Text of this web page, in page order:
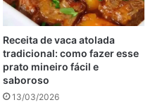
pronto
Receita de vaca atolada
tradicional: como fazer esse
prato mineiro fácil e
saboroso
13/03/2026